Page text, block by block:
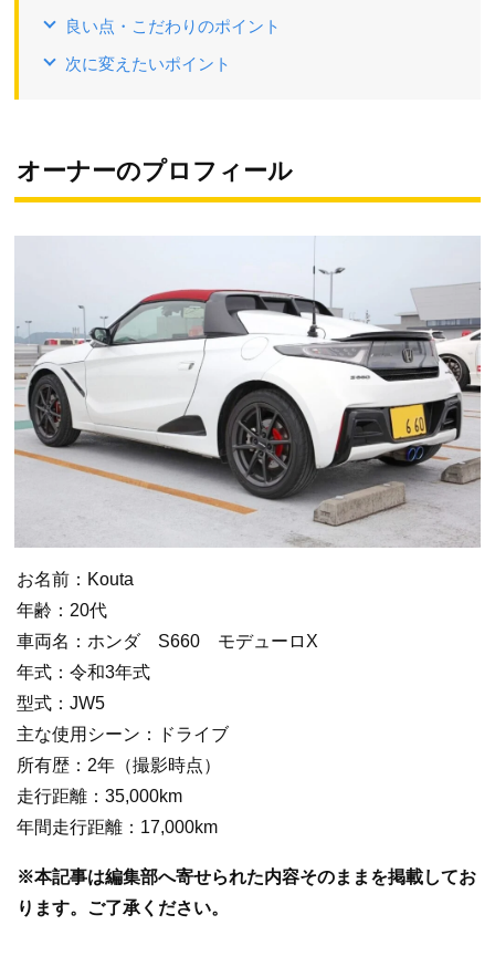
良い点・こだわりのポイント
次に変えたいポイント
オーナーのプロフィール
お名前：Kouta
年齢：20代
車両名：ホンダ S660 モデューロX
年式：令和3年式
型式：JW5
主な使用シーン：ドライブ
所有歴：2年（撮影時点）
走行距離：35,000km
年間走行距離：17,000km
※本記事は編集部へ寄せられた内容そのままを掲載してお
ります。ご了承ください。